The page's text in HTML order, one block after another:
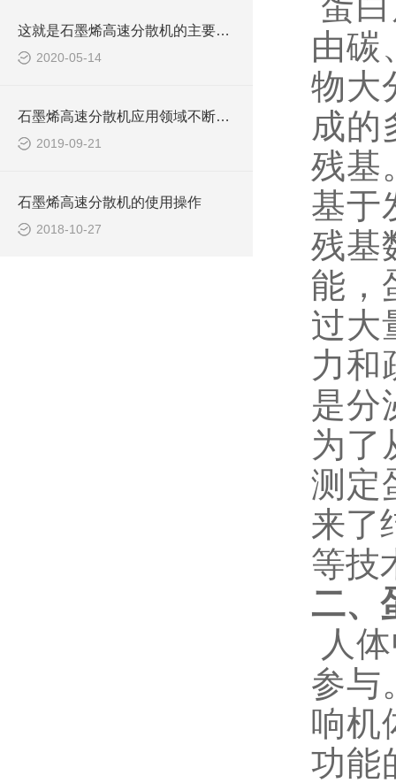
这就是石墨烯高速分散机的主要性能！
2020-05-14
石墨烯高速分散机应用领域不断扩大
2019-09-21
石墨烯高速分散机的使用操作
2018-10-27
由碳
物大
成的
残基
基于
残基
能，
过大
力和
是分
为了
测定
来了
等技
二、
人
参与
响机
功能